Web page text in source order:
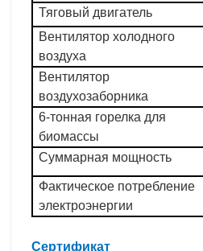
Тяговый двигатель
Вентилятор холодного
воздуха
Вентилятор
воздухозаборника
6-тонная горелка для
биомассы
Суммарная мощность
Фактическое потребление
электроэнергии
Сертификат